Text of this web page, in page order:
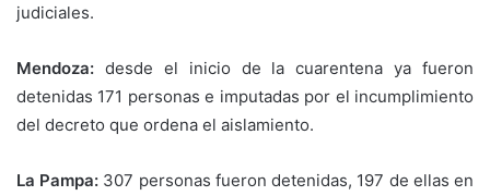
judiciales.
Mendoza: desde el inicio de la cuarentena ya fueron
detenidas 171 personas e imputadas por el incumplimiento
del decreto que ordena el aislamiento.
La Pampa: 307 personas fueron detenidas, 197 de ellas en